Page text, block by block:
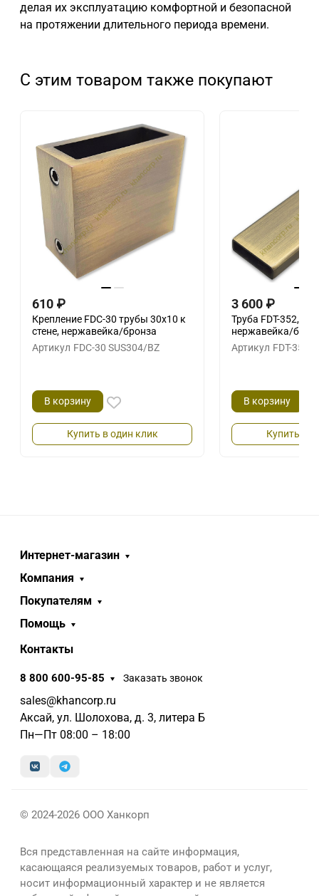
делая их эксплуатацию комфортной и безопасной
на протяжении длительного периода времени.
С этим товаром также покупают
610 ₽
Крепление FDC-30 трубы 30х10 к
стене, нержавейка/бронза
Артикул FDC-30 SUS304/BZ
В корзину
Купить в один клик
3 600 ₽
Труба FDT-352,
нержавейка/
Артикул FDT-352
В корзину
Купить в
Интернет-магазин
Компания
Покупателям
Помощь
Контакты
8 800 600-95-85 Заказать звонок
sales@khancorp.ru
Аксай, ул. Шолохова, д. 3, литера Б
Пн—Пт 08:00 – 18:00
© 2024-2026 ООО Ханкорп
Вся представленная на сайте информация,
касающаяся реализуемых товаров, работ и услуг,
носит информационный характер и не является